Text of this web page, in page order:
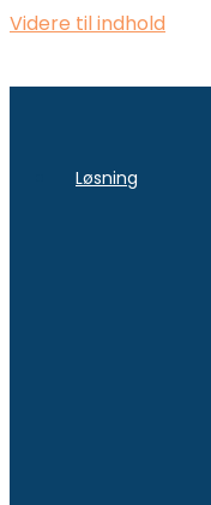
Videre til indhold
Løsning